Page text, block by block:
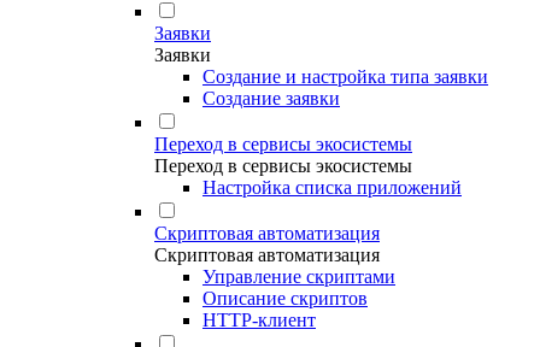
Заявки
Заявки
Создание и настройка типа заявки
Создание заявки
Переход в сервисы экосистемы
Переход в сервисы экосистемы
Настройка списка приложений
Скриптовая автоматизация
Скриптовая автоматизация
Управление скриптами
Описание скриптов
HTTP-клиент